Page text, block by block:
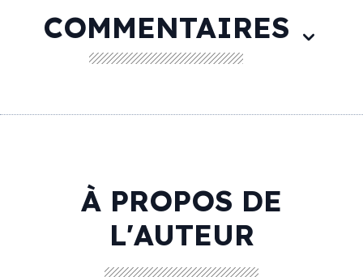
COMMENTAIRES
À PROPOS DE
L'AUTEUR